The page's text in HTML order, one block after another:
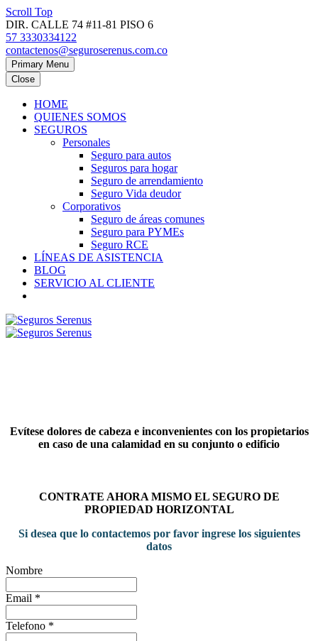
Scroll Top
DIR. CALLE 74 #11-81 PISO 6
57 3330334122
contactenos@seguroserenus.com.co
Primary Menu
Close
HOME
QUIENES SOMOS
SEGUROS
Personales
Seguro para autos
Seguros para hogar
Seguro de arrendamiento
Seguro Vida deudor
Corporativos
Seguro de áreas comunes
Seguro para PYMEs
Seguro RCE
LÍNEAS DE ASISTENCIA
BLOG
SERVICIO AL CLIENTE
Evítese dolores de cabeza e inconvenientes con los propietarios
en caso de una calamidad en su conjunto o edificio
CONTRATE AHORA MISMO EL SEGURO DE
PROPIEDAD HORIZONTAL
Si desea que lo contactemos por favor ingrese los siguientes
datos
Nombre
Email *
Telefono *